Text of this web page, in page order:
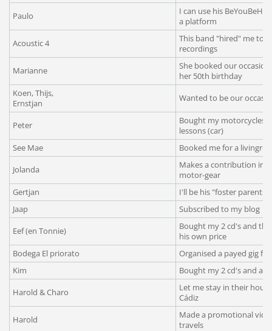
Paulo
I can use his
a platform
Acoustic 4
This band "hired" me to
recordings
Marianne
She booked our
her 50th birthday
Koen, Thijs,
Ernstjan
Wanted to be our
Peter
Bought my motorcycles
lessons (car)
See Mae
Booked me for a
Jolanda
Makes a contribution in
motor-gear
Gertjan
I'll be his "foster parents"
Jaap
Subscribed to my blog
Eef (en Tonnie)
Bought my 2 cd's and
his own price
Bodega El priorato
Organised a payed gig
Kim
Bought my 2 cd's and a
Harold & Charo
Let me stay in their
Cádiz
Harold
Made a promotional
travels